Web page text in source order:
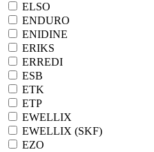
ELSO
ENDURO
ENIDINE
ERIKS
ERREDI
ESB
ETK
ETP
EWELLIX
EWELLIX (SKF)
EZO